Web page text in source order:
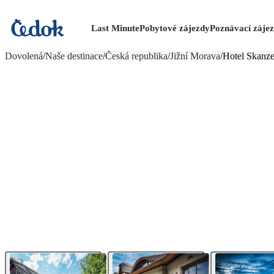
Last MinutePobytové zájezdyPoznávací
Dovolená/Naše destinace/Česká republika/Jižní Morava/Hotel